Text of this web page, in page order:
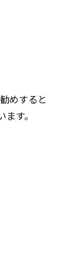
めすると
す。